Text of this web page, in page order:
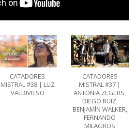
CATADORES
MISTRAL #38 | LUZ
VALDIVIESO
CATADORES
MISTRAL #37 |
ANTONIA ZEGERS,
DIEGO RUIZ,
BENJAMÍN WALKER,
FERNANDO
MILAGROS